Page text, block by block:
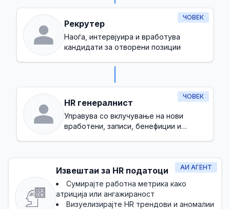
ЧОВЕК
Рекрутер
Наоѓа, интервјуира и вработува
кандидати за отворени позиции
ЧОВЕК
HR генералнист
Управува со вклучување на нови
вработени, записи, бенефиции и
АИ АГЕНТ
Извештаи за HR податоци
Сумирајте работна метрика како
атриција или ангажираност
Визуелизирајте HR трендови и аномалии